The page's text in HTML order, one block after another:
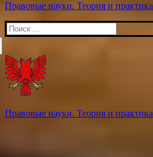
Правовые науки. Теория и практика
Искать:
Правовые науки. Теория и практика